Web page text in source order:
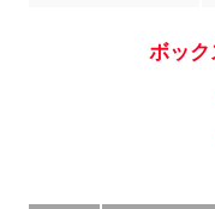
ボッ